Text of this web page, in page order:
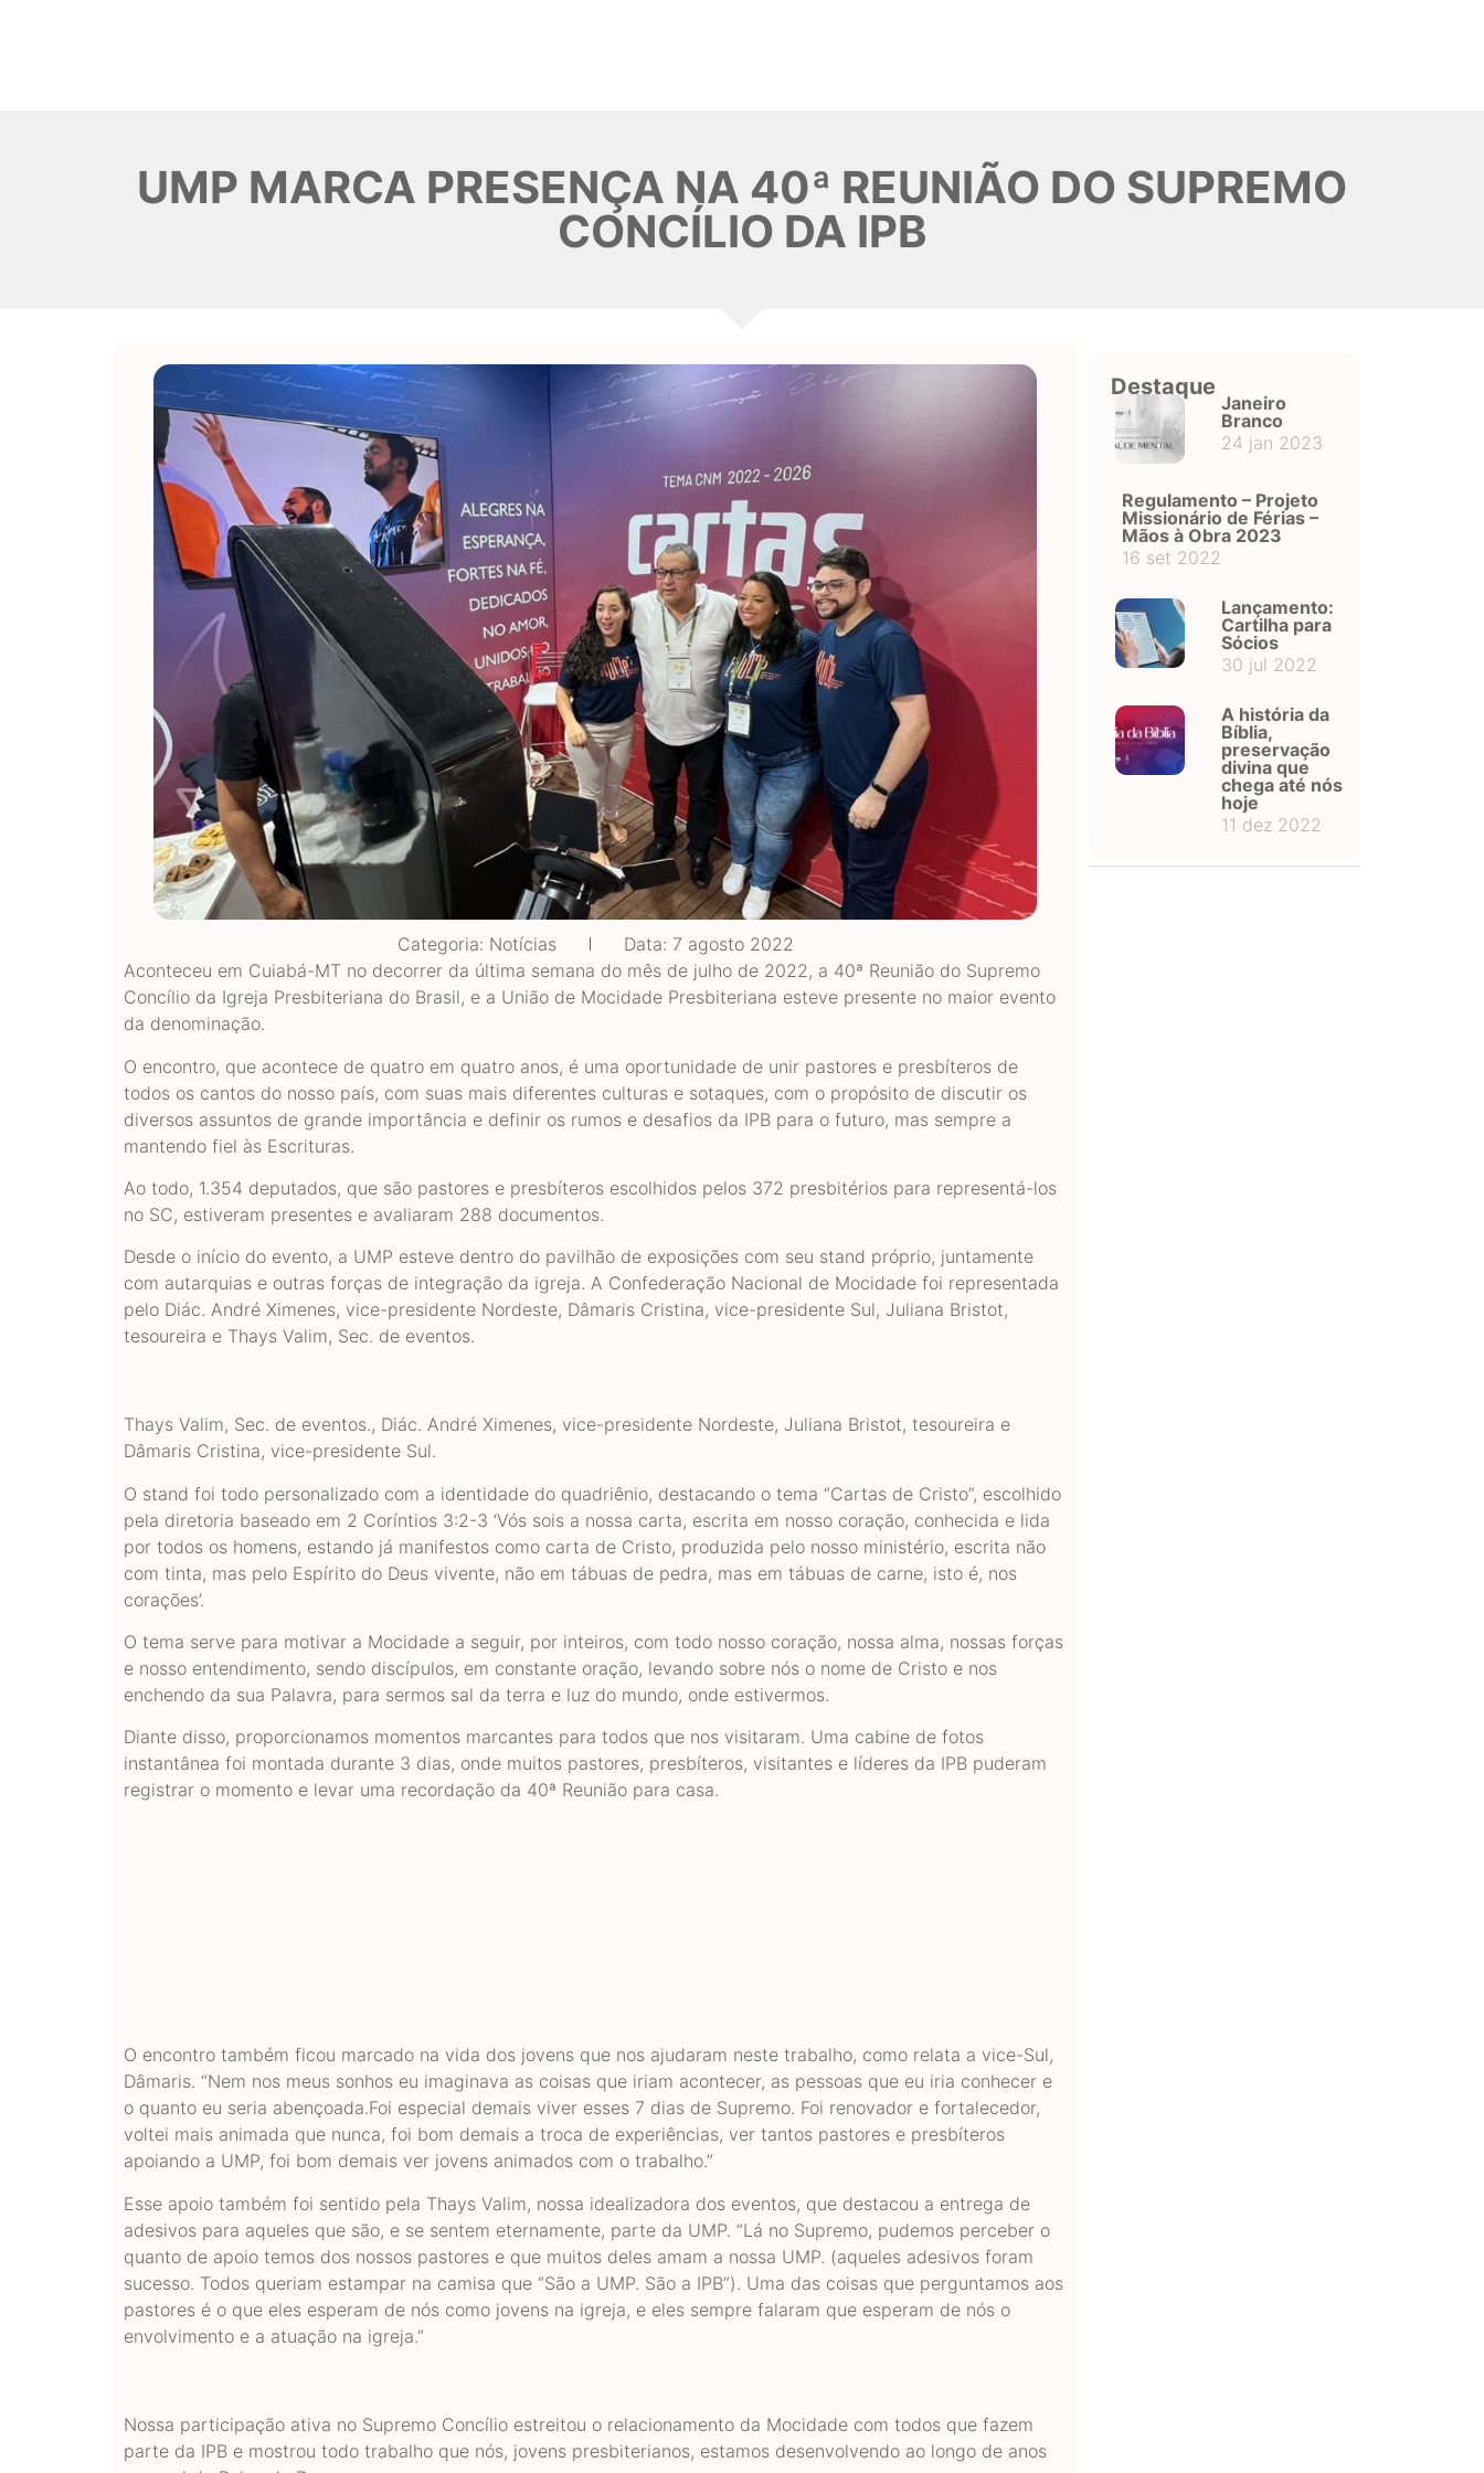
UMP MARCA PRESENÇA NA 40ª REUNIÃO DO SUPREMO
CONCÍLIO DA IPB
Categoria: Notícias Data: 7 agosto 2022
Aconteceu em Cuiabá-MT no decorrer da última semana do mês de julho de 2022, a 40ª Reunião do Supremo
Concílio da Igreja Presbiteriana do Brasil, e a União de Mocidade Presbiteriana esteve presente no maior evento
da denominação.
O encontro, que acontece de quatro em quatro anos, é uma oportunidade de unir pastores e presbíteros de
todos os cantos do nosso país, com suas mais diferentes culturas e sotaques, com o propósito de discutir os
diversos assuntos de grande importância e definir os rumos e desafios da IPB para o futuro, mas sempre a
mantendo fiel às Escrituras.
Ao todo, 1.354 deputados, que são pastores e presbíteros escolhidos pelos 372 presbitérios para representá-los
no SC, estiveram presentes e avaliaram 288 documentos.
Desde o início do evento, a UMP esteve dentro do pavilhão de exposições com seu stand próprio, juntamente
com autarquias e outras forças de integração da igreja. A Confederação Nacional de Mocidade foi representada
pelo Diác. André Ximenes, vice-presidente Nordeste, Dâmaris Cristina, vice-presidente Sul, Juliana Bristot,
tesoureira e Thays Valim, Sec. de eventos.
Thays Valim, Sec. de eventos., Diác. André Ximenes, vice-presidente Nordeste, Juliana Bristot, tesoureira e
Dâmaris Cristina, vice-presidente Sul.
O stand foi todo personalizado com a identidade do quadriênio, destacando o tema “Cartas de Cristo”, escolhido
pela diretoria baseado em 2 Coríntios 3:2-3 ‘Vós sois a nossa carta, escrita em nosso coração, conhecida e lida
por todos os homens, estando já manifestos como carta de Cristo, produzida pelo nosso ministério, escrita não
com tinta, mas pelo Espírito do Deus vivente, não em tábuas de pedra, mas em tábuas de carne, isto é, nos
corações’.
O tema serve para motivar a Mocidade a seguir, por inteiros, com todo nosso coração, nossa alma, nossas forças
e nosso entendimento, sendo discípulos, em constante oração, levando sobre nós o nome de Cristo e nos
enchendo da sua Palavra, para sermos sal da terra e luz do mundo, onde estivermos.
Diante disso, proporcionamos momentos marcantes para todos que nos visitaram. Uma cabine de fotos
instantânea foi montada durante 3 dias, onde muitos pastores, presbíteros, visitantes e líderes da IPB puderam
registrar o momento e levar uma recordação da 40ª Reunião para casa.
O encontro também ficou marcado na vida dos jovens que nos ajudaram neste trabalho, como relata a vice-Sul,
Dâmaris. “Nem nos meus sonhos eu imaginava as coisas que iriam acontecer, as pessoas que eu iria conhecer e
o quanto eu seria abençoada.Foi especial demais viver esses 7 dias de Supremo. Foi renovador e fortalecedor,
voltei mais animada que nunca, foi bom demais a troca de experiências, ver tantos pastores e presbíteros
apoiando a UMP, foi bom demais ver jovens animados com o trabalho.”
Esse apoio também foi sentido pela Thays Valim, nossa idealizadora dos eventos, que destacou a entrega de
adesivos para aqueles que são, e se sentem eternamente, parte da UMP. “Lá no Supremo, pudemos perceber o
quanto de apoio temos dos nossos pastores e que muitos deles amam a nossa UMP. (aqueles adesivos foram
sucesso. Todos queriam estampar na camisa que “São a UMP. São a IPB”). Uma das coisas que perguntamos aos
pastores é o que eles esperam de nós como jovens na igreja, e eles sempre falaram que esperam de nós o
envolvimento e a atuação na igreja.”
Nossa participação ativa no Supremo Concílio estreitou o relacionamento da Mocidade com todos que fazem
parte da IPB e mostrou todo trabalho que nós, jovens presbiterianos, estamos desenvolvendo ao longo de anos
Destaque
Janeiro
Branco
24 jan 2023
Regulamento – Projeto
Missionário de Férias –
Mãos à Obra 2023
16 set 2022
Lançamento:
Cartilha para
Sócios
30 jul 2022
A história da
Bíblia,
preservação
divina que
chega até nós
hoje
11 dez 2022